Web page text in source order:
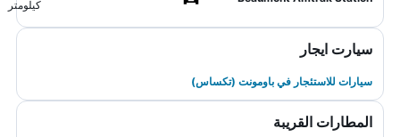
كيلومتر
سيارت ايجار
سيارات للاستئجار في باومونت (تكساس)
المطارات القريبة